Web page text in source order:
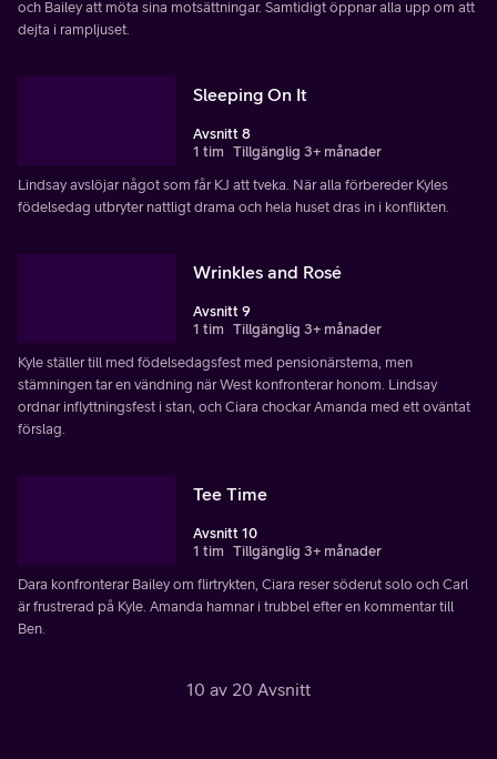
och Bailey att möta sina motsättningar. Samtidigt öppnar alla upp om att
dejta i rampljuset.
Sleeping On It
Avsnitt 8
1 tim Tillgänglig 3+ månader
Lindsay avslöjar något som får KJ att tveka. När alla förbereder Kyles
födelsedag utbryter nattligt drama och hela huset dras in i konflikten.
Wrinkles and Rosé
Avsnitt 9
1 tim Tillgänglig 3+ månader
Kyle ställer till med födelsedagsfest med pensionärstema, men
stämningen tar en vändning när West konfronterar honom. Lindsay
ordnar inflyttningsfest i stan, och Ciara chockar Amanda med ett oväntat
förslag.
Tee Time
Avsnitt 10
1 tim Tillgänglig 3+ månader
Dara konfronterar Bailey om flirtrykten, Ciara reser söderut solo och Carl
är frustrerad på Kyle. Amanda hamnar i trubbel efter en kommentar till
Ben.
10 av 20 Avsnitt